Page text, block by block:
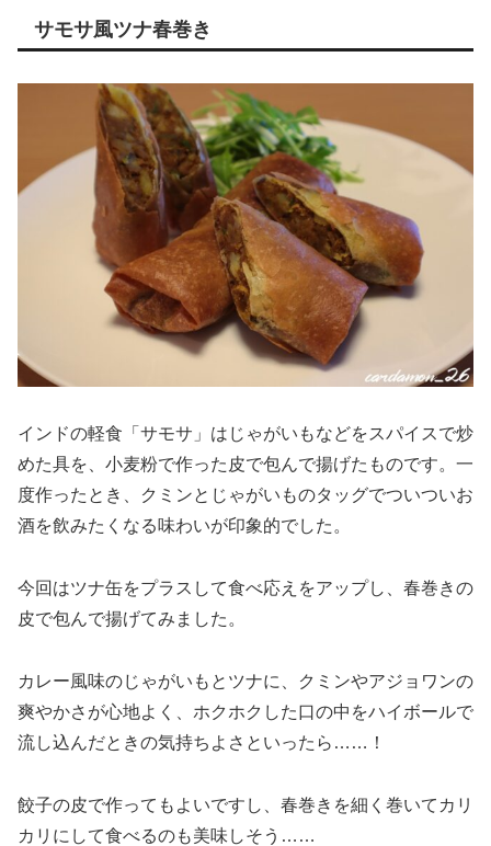
サモサ風ツナ春巻き
インドの軽食「サモサ」はじゃがいもなどをスパイスで炒
めた具を、小麦粉で作った皮で包んで揚げたものです。一
度作ったとき、クミンとじゃがいものタッグでついついお
酒を飲みたくなる味わいが印象的でした。
今回はツナ缶をプラスして食べ応えをアップし、春巻きの
皮で包んで揚げてみました。
カレー風味のじゃがいもとツナに、クミンやアジョワンの
爽やかさが心地よく、ホクホクした口の中をハイボールで
流し込んだときの気持ちよさといったら……！
餃子の皮で作ってもよいですし、春巻きを細く巻いてカリ
カリにして食べるのも美味しそう……